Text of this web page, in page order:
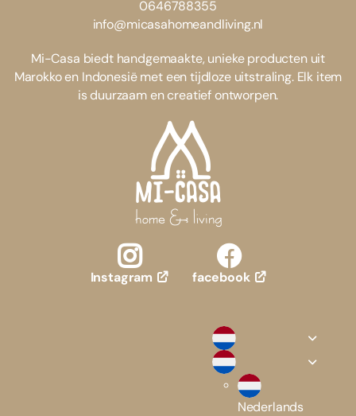
0646788355
info@micasahomeandliving.nl
Mi-Casa biedt handgemaakte, unieke producten uit
Marokko en Indonesië met een tijdloze uitstraling. Elk item
is duurzaam en creatief ontworpen.
Instagram facebook
Nederlands